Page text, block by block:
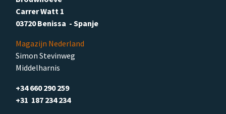
Carrer Watt 1
03720 Benissa - Spanje
Magazijn Nederland
Simon Stevinweg
Middelharnis
+34 660 290 259
+31 187 234 234